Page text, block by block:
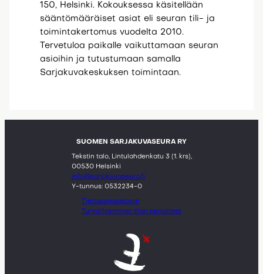
150, Helsinki. Kokouksessa käsitellään
sääntömääräiset asiat eli seuran tili- ja
toimintakertomus vuodelta 2010.
Tervetuloa paikalle vaikuttamaan seuran
asioihin ja tutustumaan samalla
Sarjakuvakeskuksen toimintaan.
SUOMEN SARJAKUVASEURA RY
Tekstin talo, Lintulahdenkatu 3 (1. krs),
00530 Helsinki
info@sarjakuvaseura.fi
Y-tunnus: 0532234-0
Tietosuojaseloste
Turvallisemman tilan periatteet